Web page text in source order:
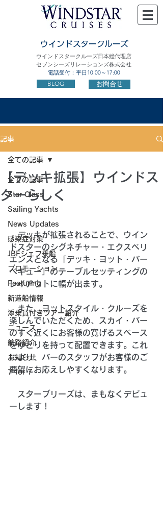
ウインドスタークルーズ
ウインドスタークルーズ日本総代理店
セブンシーズリレーションズ株式会社
電話受付：平日10:00～17:00
BLOG お問合せ
記事
全ての記事
Star Class
Sailing Yachts
News Updates
感染症対策
JBFシェフ乗船
プロモーション
Featuring
新造船情報
添乗員付きツアー紹介
ニュース
航路紹介
お知らせ
7 for 7
全ての記事
【デッキ拡張】ウインドス
ターらしく
デッキが拡張されることで、ウイン
ドスターのシグネチャー・エクスペリ
エンスとなる「デッキ・ヨット・バー
ベキュー」のテーブルセッティングの
レイアウトに幅が出ます。
また、ヨットスタイル・クルーズを
楽しんでいただくため、スカイ・バー
のすぐ近くにお客様の寛げるスペース
をゆとりを持って配置できます。これ
により、バーのスタッフがお客様のご
要望にお応えしやすくなります。
スターブリーズは、まもなくデビュ
ーします！